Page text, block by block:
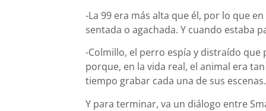
-La 99 era más alta que él, por lo que
sentada o agachada. Y cuando estaba
-Colmillo, el perro espía y distraído
porque, en la vida real, el animal era
tiempo grabar cada una de sus escenas.
Y para terminar, va un diálogo entre